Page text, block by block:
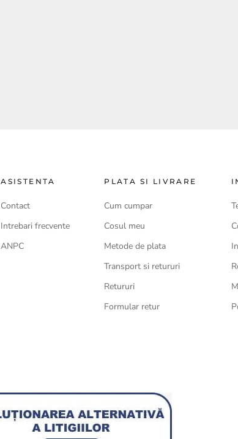
ASISTENTA
Contact
Intrebari frecvente
ANPC
PLATA SI LIVRARE
Cum cumpar
Cosul meu
Metode de plata
Transport si retururi
Retururi
Formular retur